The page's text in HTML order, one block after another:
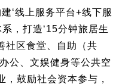
‘线上服务平台+线下服
，打造‘15分钟旅居生
社区食堂、自助（共
公、文娱健身等公共空
，鼓励社会资本参与，